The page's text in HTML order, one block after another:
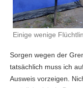
Einige wenige
Sorgen wegen der
tatsächlich muss ich
Ausweis vorzeigen.